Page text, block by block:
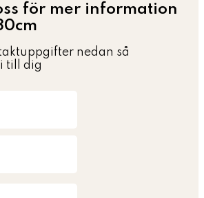
för mer information
nedan så
till dig